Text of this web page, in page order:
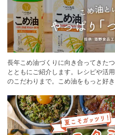
長年こめ油づくりに向き合ってきた
とともにご紹介します。レシピや活
のこだわりまで。こめ油をもっと好